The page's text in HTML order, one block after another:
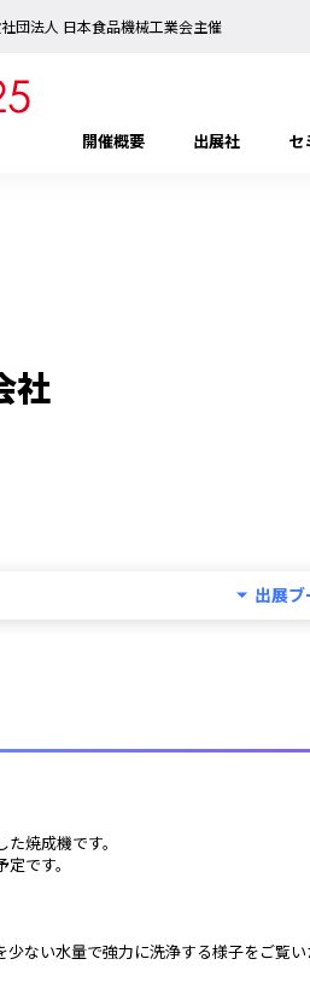
団法人 日本食品機械工業会主催
開催概要 出展社 セ
社
出展ブ
焼成機です。
です。
ない水量で強力に洗浄する様子をご覧い